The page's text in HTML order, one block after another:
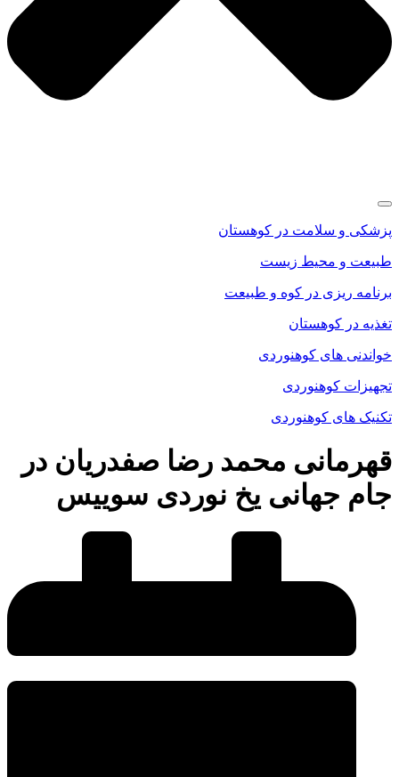
پزشکی و سلامت در کوهستان
طبیعت و محیط زیست
برنامه ریزی در کوه و طبیعت
تغذیه در کوهستان
خواندنی های کوهنوردی
تجهیزات کوهنوردی
تکنیک های کوهنوردی
قهرمانی محمد رضا صفدریان در
جام جهانی یخ نوردی سوییس